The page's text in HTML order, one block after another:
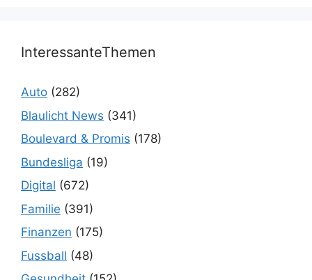
InteressanteThemen
Auto (282)
Blaulicht News (341)
Boulevard & Promis (178)
Bundesliga (19)
Digital (672)
Familie (391)
Finanzen (175)
Fussball (48)